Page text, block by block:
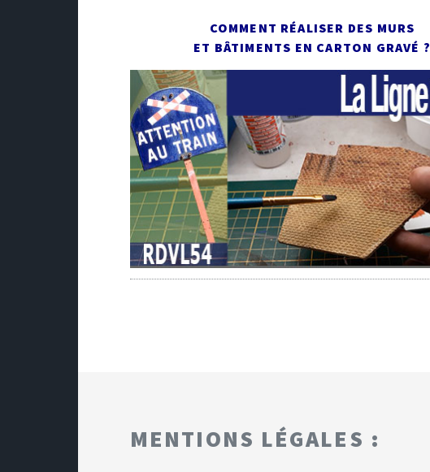
COMMENT RÉALISER DES MURS
ET BÂTIMENTS EN CARTON GRAVÉ ?
MENTIONS LÉGALES :